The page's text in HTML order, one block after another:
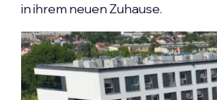
in ihrem neuen Zuhause.